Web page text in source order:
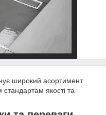
широкий асортимент
стандартам якості та